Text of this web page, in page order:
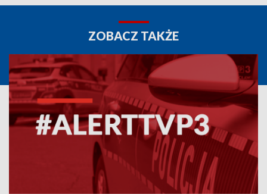
ZOBACZ TAKŻE